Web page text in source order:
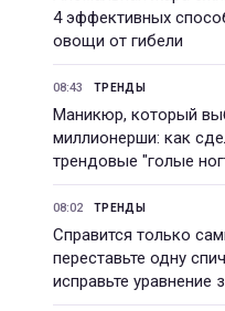
4 эффективных
овощи от гибели
08:43 ТРЕНДЫ
Маникюр, который
миллионерши: как
трендовые "голые
08:02 ТРЕНДЫ
Справится только
переставьте одну
исправьте уравнение